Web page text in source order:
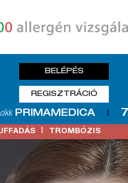
REGISZTRÁCIÓ
BELÉPÉS
cikk PRIMAMEDICA |
| TROMBÓZIS